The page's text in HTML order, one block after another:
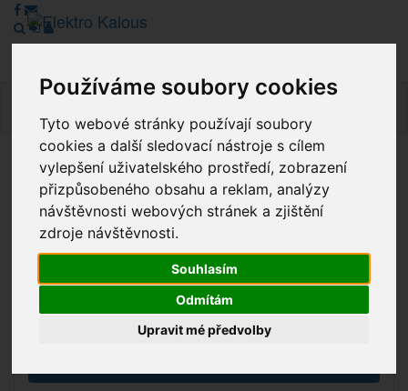
Používáme soubory cookies
Tyto webové stránky používají soubory
cookies a další sledovací nástroje s cílem
vylepšení uživatelského prostředí, zobrazení
přizpůsobeného obsahu a reklam, analýzy
návštěvnosti webových stránek a zjištění
zdroje návštěvnosti.
Souhlasím
Odmítám
Upravit mé předvolby
Vážení zákazníci, v tuto chvíli je Náš internetový obchod v
režimu Katalogu. Objednávky on-line nyní nelze vyřídit.
Děkujeme za pochopení.
Výprodej